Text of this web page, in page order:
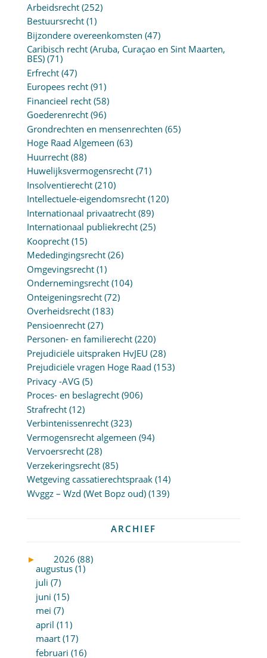
Arbeidsrecht(252)
Bestuursrecht(1)
Bijzondere overeenkomsten (47)
Caribisch recht (Aruba, Curaçao en Sint Maarten,
BES)(71)
Erfrecht(47)
Europees recht(91)
Financieel recht(58)
Goederenrecht(96)
Grondrechten en mensenrechten (65)
Hoge Raad Algemeen (63)
Huurrecht(88)
Huwelijksvermogensrecht(71)
Insolventierecht(210)
Intellectuele-eigendomsrecht(120)
Internationaal privaatrecht(89)
Internationaal publiekrecht(25)
Kooprecht(15)
Mededingingsrecht(26)
Omgevingsrecht(1)
Ondernemingsrecht(104)
Onteigeningsrecht(72)
Overheidsrecht(183)
Pensioenrecht(27)
Personen- en familierecht(220)
Prejudiciële uitspraken HvJEU (28)
Prejudiciële vragen Hoge Raad (153)
Privacy -AVG (5)
Proces- en beslagrecht(906)
Strafrecht(12)
Verbintenissenrecht(323)
Vermogensrecht algemeen (94)
Vervoersrecht(28)
Verzekeringsrecht(85)
Wetgeving cassatierechtspraak(14)
Wvggz – Wzd (Wet Bopz oud)(139)
ARCHIEF
►
2026 (88)
augustus (1)
juli (7)
juni (15)
mei (7)
april (11)
maart (17)
februari (16)